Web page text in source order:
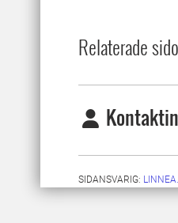
Relaterade
SIDANSVARIG: